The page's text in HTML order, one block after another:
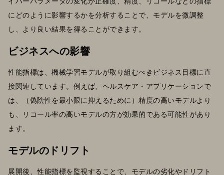
にどのように影響するかを分析することで、モデルを微調整
し、より良い結果を得ることができます。
ビジネスへの影響
性能指標は、機械学習モデルが取り組むべきビジネス目標に直
接関連しています。例えば、ヘルスケア・アプリケーションで
は、（偽陰性を最小限に抑えるために）精度の高いモデルより
も、リコール率の高いモデルの方が効果的である可能性があり
ます。
モデルのドリフト
展開後、性能指標を監視することで、モデルの劣化や ドリフト